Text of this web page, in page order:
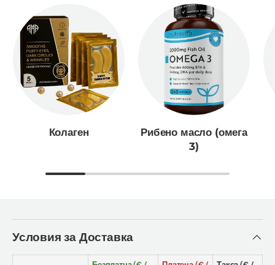
Колаген
Рибено масло (омега
3)
Условия за Доставка